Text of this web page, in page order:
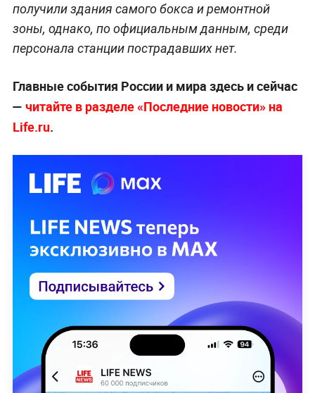
получили здания самого бокса и ремонтной
зоны, однако, по официальным данным, среди
персонала станции пострадавших нет.
Главные события России и мира здесь и сейчас
— читайте в разделе «Последние новости» на
Life.ru.